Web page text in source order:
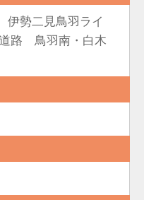
勢二見鳥羽ライ
路 鳥羽南・白木